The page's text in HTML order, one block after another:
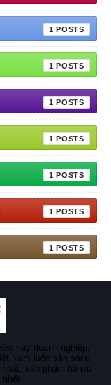
1
1
1
1
1
1
1
hay doanh nghiệp,
Nam luôn sẵn sàng
sản phẩm tối ưu